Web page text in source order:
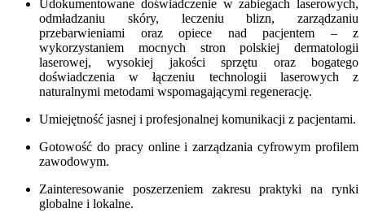
Udokumentowane doświadczenie w zabiegach laserowych,
odmładzaniu skóry, leczeniu blizn, zarządzaniu
przebarwieniami oraz opiece nad pacjentem – z
wykorzystaniem mocnych stron polskiej dermatologii
laserowej, wysokiej jakości sprzętu oraz bogatego
doświadczenia w łączeniu technologii laserowych z
naturalnymi metodami wspomagającymi regenerację.
Umiejętność jasnej i profesjonalnej komunikacji z pacjentami.
Gotowość do pracy online i zarządzania cyfrowym profilem
zawodowym.
Zainteresowanie poszerzeniem zakresu praktyki na rynki
globalne i lokalne.